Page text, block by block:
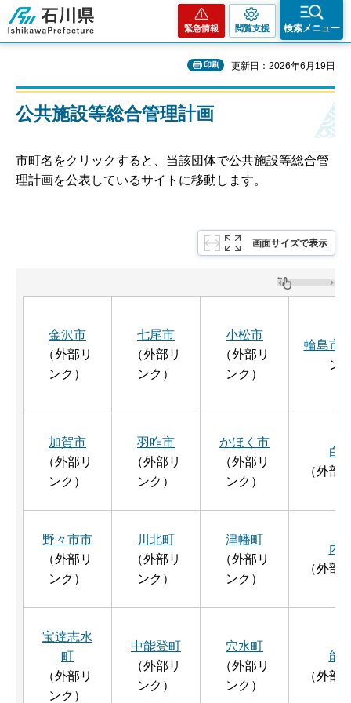
石川県
緊急情報 閲覧支援 検索メニュー
印刷 更新日：2026年6月19日
公共施設等総合管理計画
市町名をクリックすると、当該団体で公共施設等総合管
理計画を公表しているサイトに移動します。
画面サイズで表示
金沢市
（外部リ
ンク）
七尾市
（外部リ
ンク）
小松市
（外部リ
ンク）
輪島市
ン
加賀市
（外部リ
ンク）
羽咋市
（外部リ
ンク）
かほく市
（外部リ
ンク）
白
（外部
野々市市
（外部リ
ンク）
川北町
（外部リ
ンク）
津幡町
（外部リ
ンク）
内
（外部
宝達志水
町
（外部リ
ンク）
中能登町
（外部リ
ンク）
穴水町
（外部リ
ンク）
能
（外部